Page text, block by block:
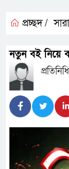
প্রচ্ছদ /
নতুন বই নিয়ে